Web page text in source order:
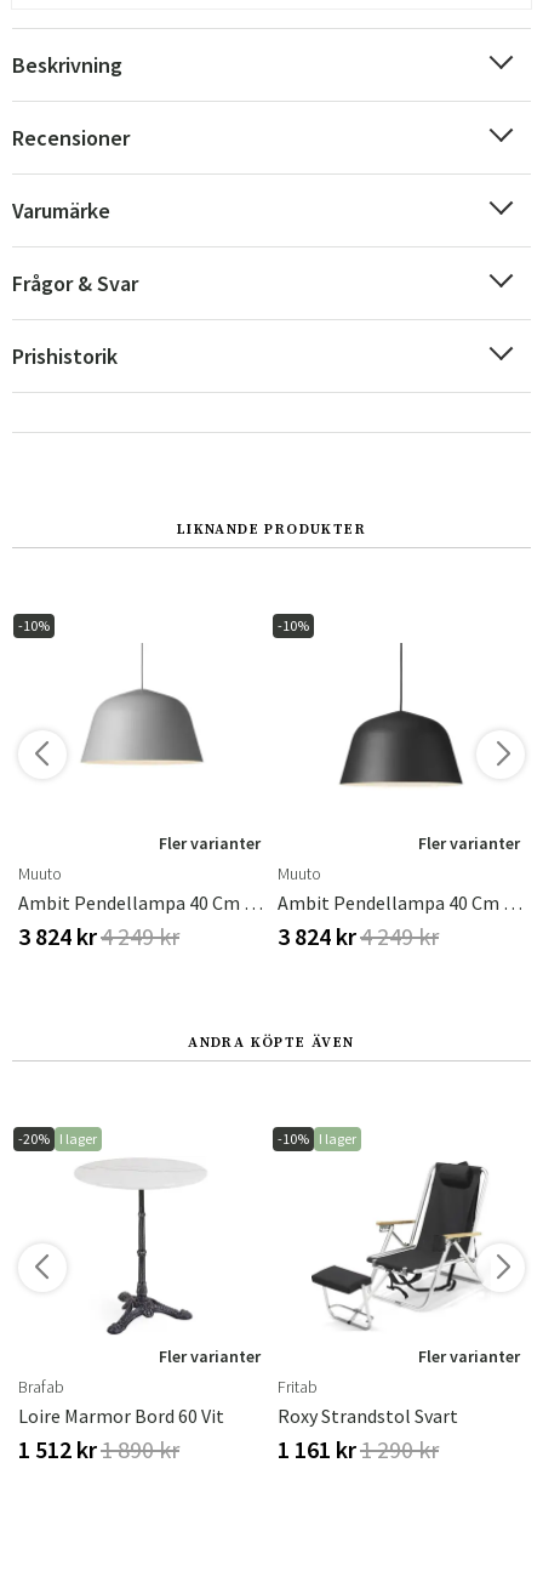
Sverige
Danmark
Beskrivning
Recensioner
Varumärke
Frågor & Svar
Prishistorik
LIKNANDE PRODUKTER
-10%
Fler varianter
Muuto
Ambit Pendellampa 40 Cm - Grey
3 824 kr4 249 kr
-10%
Fler varianter
Muuto
Ambit Pendellampa 40 Cm - Black
3 824 kr4 249 kr
ANDRA KÖPTE ÄVEN
-20% I lager
Fler varianter
Brafab
Loire Marmor Bord 60 Vit
1 512 kr1 890 kr
-10% I lager
Fler varianter
Fritab
Roxy Strandstol Svart
1 161 kr1 290 kr